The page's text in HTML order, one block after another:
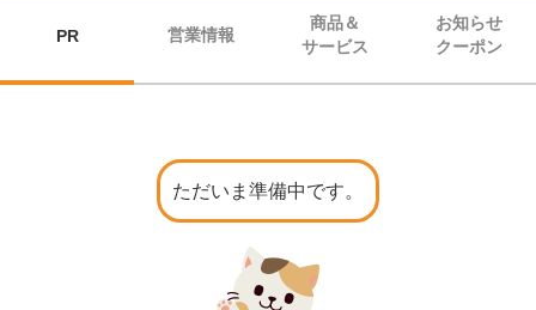
PR 営業情報
商品＆
サービス
お知らせ
クーポン
ただいま準備中です。